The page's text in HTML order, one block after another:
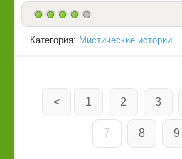
Категория: Мистические истории
< 1 2 3
7 8 9